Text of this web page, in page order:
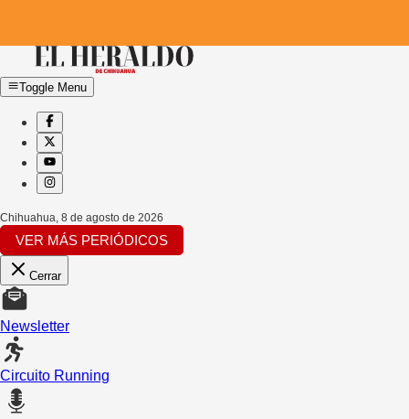
Toggle Menu
Chihuahua 8 de agosto de 2026
VER MÁS PERIÓDICOS
Cerrar
Newsletter
Circuito Running